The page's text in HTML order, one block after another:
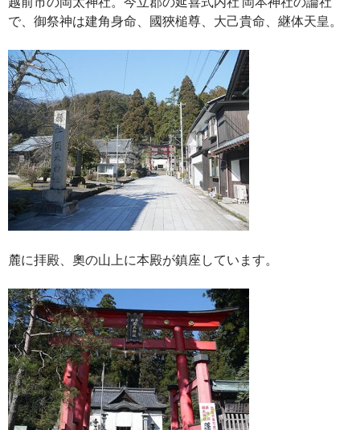
で、御祭神は建角身命、國狹槌尊、大己貴命、継体天皇。
麓に拝殿、奧の山上に本殿が鎮座しています。